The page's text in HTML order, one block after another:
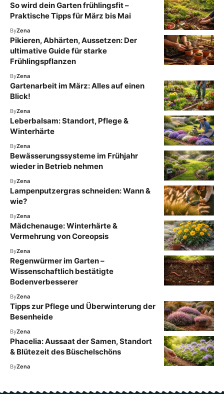
So wird dein Garten frühlingsfit –
Praktische Tipps für März bis Mai
ByZena
Pikieren, Abhärten, Aussetzen: Der
ultimative Guide für starke
Frühlingspflanzen
ByZena
Gartenarbeit im März: Alles auf einen
Blick!
ByZena
Leberbalsam: Standort, Pflege &
Winterhärte
ByZena
Bewässerungssysteme im Frühjahr
wieder in Betrieb nehmen
ByZena
Lampenputzergras schneiden: Wann &
wie?
ByZena
Mädchenauge: Winterhärte &
Vermehrung von Coreopsis
ByZena
Regenwürmer im Garten –
Wissenschaftlich bestätigte
Bodenverbesserer
ByZena
Tipps zur Pflege und Überwinterung der
Besenheide
ByZena
Phacelia: Aussaat der Samen, Standort
& Blütezeit des Büschelschöns
ByZena